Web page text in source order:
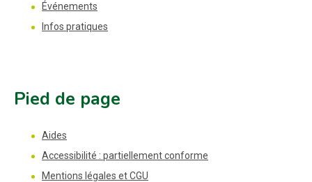
Événements
Infos pratiques
Pied de page
Aides
Accessibilité : partiellement conforme
Mentions légales et CGU